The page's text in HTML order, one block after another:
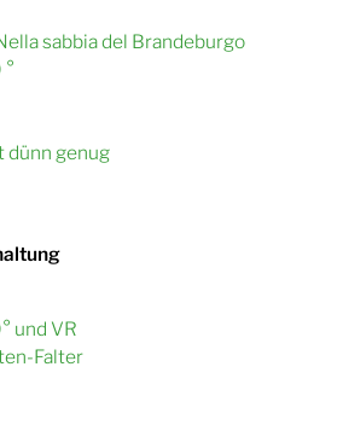
sabbia del Brandeburgo
dünn genug
und VR
Falter